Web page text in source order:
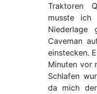
Traktoren
musste ich
Niederlage
Caveman
einstecken.
Minuten vor
Schlafen
da mich